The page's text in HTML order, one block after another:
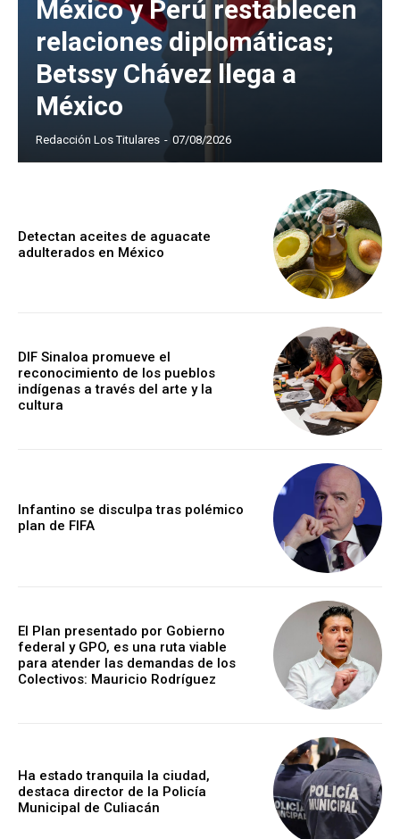
México y Perú restablecen
relaciones diplomáticas;
Betssy Chávez llega a
México
Redacción Los Titulares - 07/08/2026
Detectan aceites de aguacate
adulterados en México
DIF Sinaloa promueve el
reconocimiento de los pueblos
indígenas a través del arte y la
cultura
Infantino se disculpa tras polémico
plan de FIFA
El Plan presentado por Gobierno
federal y GPO, es una ruta viable
para atender las demandas de los
Colectivos: Mauricio Rodríguez
Ha estado tranquila la ciudad,
destaca director de la Policía
Municipal de Culiacán